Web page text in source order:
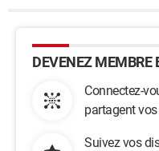
DEVENEZ MEMBRE
Connectez-
partagent
Suivez vos